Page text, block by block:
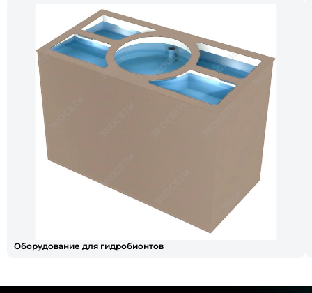
Оборудование для гидробионтов